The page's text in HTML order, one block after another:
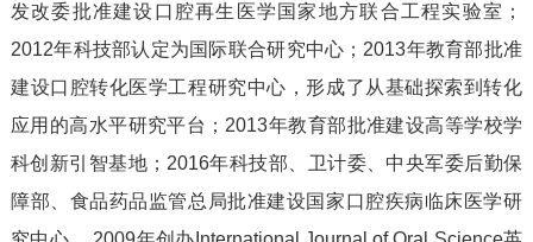
发改委批准建设口腔再生医学国家地方联合工程实验室；
2012年科技部认定为国际联合研究中心；2013年教育部批准
建设口腔转化医学工程研究中心，形成了从基础探索到转化
应用的高水平研究平台；2013年教育部批准建设高等学校学
科创新引智基地；2016年科技部、卫计委、中央军委后勤保
障部、食品药品监管总局批准建设国家口腔疾病临床医学研